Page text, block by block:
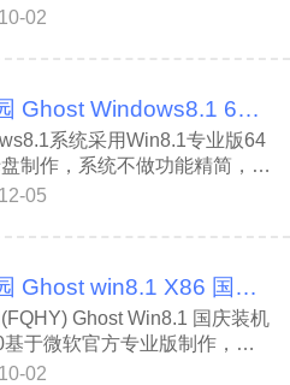
成最常用的装机软件，集成最
有的人性化设计。是电脑城、
以轻松成为装机高手!
02
番茄花园 Ghost Windows8.1 64位装机旗舰版 V15.12
系统采用Win8.1专业版64
制作，系统不做功能精简， ,
技术，支持一件装机，批量
专业体验，原装系统进行终极
05
番茄花园 Ghost win8.1 X86 国庆装机版V15.10_32位
Ghost Win8.1 国庆装机
于微软官方专业版制作，采
32位微软正版做为源安装盘！
02